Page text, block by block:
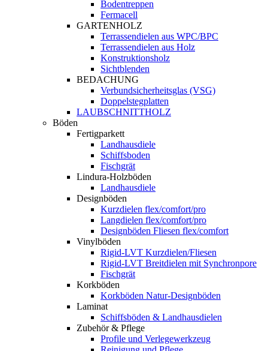
Bodentreppen
Fermacell
GARTENHOLZ
Terrassendielen aus WPC/BPC
Terrassendielen aus Holz
Konstruktionsholz
Sichtblenden
BEDACHUNG
Verbundsicherheitsglas (VSG)
Doppelstegplatten
LAUBSCHNITTHOLZ
Böden
Fertigparkett
Landhausdiele
Schiffsboden
Fischgrät
Lindura-Holzböden
Landhausdiele
Designböden
Kurzdielen flex/comfort/pro
Langdielen flex/comfort/pro
Designböden Fliesen flex/comfort
Vinylböden
Rigid-LVT Kurzdielen/Fliesen
Rigid-LVT Breitdielen mit Synchronpore
Fischgrät
Korkböden
Korkböden Natur-Designböden
Laminat
Schiffsböden & Landhausdielen
Zubehör & Pflege
Profile und Verlegewerkzeug